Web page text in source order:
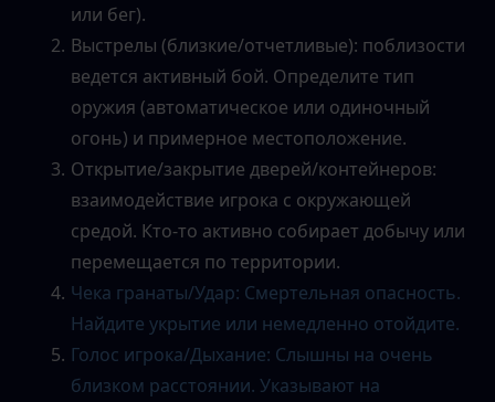
или бег).
Выстрелы (близкие/отчетливые): поблизости
ведется активный бой. Определите тип
оружия (автоматическое или одиночный
огонь) и примерное местоположение.
Открытие/закрытие дверей/контейнеров:
взаимодействие игрока с окружающей
средой. Кто-то активно собирает добычу или
перемещается по территории.
Чека гранаты/Удар: Смертельная опасность.
Найдите укрытие или немедленно отойдите.
Голос игрока/Дыхание: Слышны на очень
близком расстоянии. Указывают на